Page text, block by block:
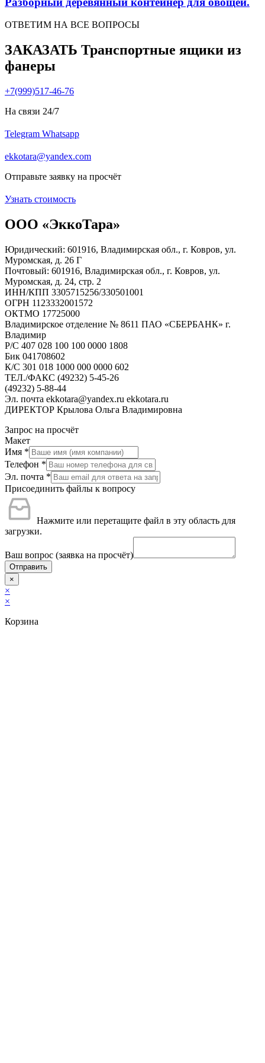
ОТВЕТИМ НА ВСЕ ВОПРОСЫ
ЗАКАЗАТЬ Транспортные ящики из
фанеры
+7(999)517-46-76
На связи 24/7
Telegram Whatsapp
ekkotara@yandex.com
Отправьте заявку на просчёт
Узнать стоимость
ООО «ЭккоТара»
Юридический: 601916, Владимирская обл., г. Ковров, ул.
Муромская, д. 26 Г
Почтовый: 601916, Владимирская обл., г. Ковров, ул.
Муромская, д. 24, стр. 2
ИНН/КПП 3305715256/330501001
ОГРН 1123332001572
ОКТМО 17725000
Владимирское отделение № 8611 ПАО «СБЕРБАНК» г.
Владимир
Р/С 407 028 100 100 0000 1808
Бик 041708602
К/С 301 018 1000 000 0000 602
ТЕЛ./ФАКС (49232) 5-45-26
(49232) 5-88-44
Эл. почта ekkotara@yandex.ru ekkotara.ru
ДИРЕКТОР Крылова Ольга Владимировна
Запрос на просчёт
Макет
Имя *
Телефон *
Эл. почта *
Присоединить файлы к вопросу
Нажмите или перетащите файл в эту область для
загрузки.
Ваш вопрос (заявка на просчёт)
Отправить
×
×
×
Корзина